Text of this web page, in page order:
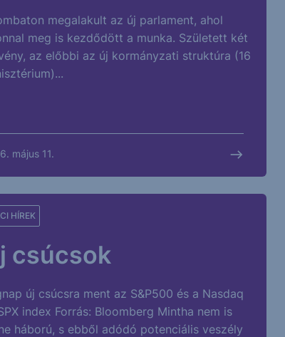
megalakult az új parlament, ahol
meg is kezdődött a munka. Született két
az előbbi az új kormányzati struktúra (16
május 11.
csúcsok
HÍREK
új csúcsra ment az S&P500 és a Nasdaq
index Forrás: Bloomberg Mintha nem is
háború, s ebből adódó potenciális veszély